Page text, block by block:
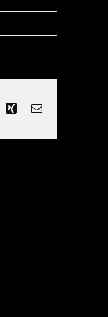
Xing Email